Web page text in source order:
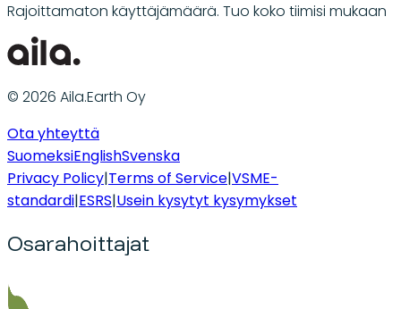
Rajoittamaton käyttäjämäärä. Tuo koko tiimisi mukaan
© 2026 Aila.Earth Oy
Ota yhteyttä
SuomeksiEnglishSvenska
Privacy Policy|Terms of Service|VSME-
standardi|ESRS|Usein kysytyt kysymykset
Osarahoittajat